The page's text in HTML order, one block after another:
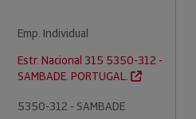
Emp. Individual
Estr. Nacional 315 5350-312 -
SAMBADE. PORTUGAL.
5350-312 - SAMBADE